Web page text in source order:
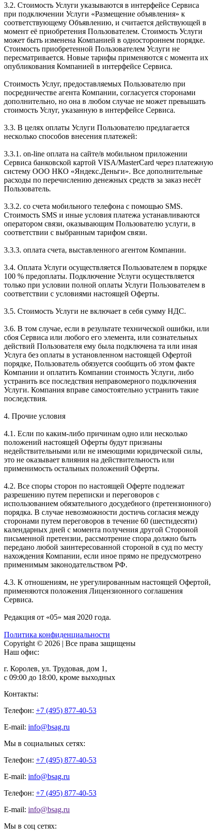
3.2. Стоимость Услуги указываются в интерфейсе Сервиса
при подключении Услуги «Размещение объявления» к
соответствующему Объявлению, и считается действующей в
момент её приобретения Пользователем. Стоимость Услуги
может быть изменена Компанией в одностороннем порядке.
Стоимость приобретенной Пользователем Услуги не
пересматривается. Новые тарифы применяются с момента их
опубликования Компанией в интерфейсе Сервиса.
Стоимость Услуг, предоставляемых Пользователю при
посредничестве агента Компании, согласуется сторонами
дополнительно, но она в любом случае не может превышать
стоимость Услуг, указанную в интерфейсе Сервиса.
3.3. В целях оплаты Услуги Пользователю предлагается
несколько способов внесения платежей:
3.3.1. on-line оплата на сайте/в мобильном приложении
Сервиса банковской картой VISA/MasterCard через платежную
систему ООО НКО «Яндекс.Деньги». Все дополнительные
расходы по перечислению денежных средств за заказ несёт
Пользователь.
3.3.2. со счета мобильного телефона с помощью SMS.
Стоимость SMS и иные условия платежа устанавливаются
оператором связи, оказывающим Пользователю услуги, в
соответствии с выбранным тарифом связи.
3.3.3. оплата счета, выставленного агентом Компании.
3.4. Оплата Услуги осуществляется Пользователем в порядке
100 % предоплаты. Подключение Услуги осуществляется
только при условии полной оплаты Услуги Пользователем в
соответствии с условиями настоящей Оферты.
3.5. Стоимость Услуги не включает в себя сумму НДС.
3.6. В том случае, если в результате технической ошибки, или
сбоя Сервиса или любого его элемента, или сознательных
действий Пользователя ему была подключена та или иная
Услуга без оплаты в установленном настоящей Офертой
порядке, Пользователь обязуется сообщить об этом факте
Компании и оплатить Компании стоимость Услуги, либо
устранить все последствия неправомерного подключения
Услуги. Компания вправе самостоятельно устранить такие
последствия.
4. Прочие условия
4.1. Если по каким-либо причинам одно или несколько
положений настоящей Оферты будут признаны
недействительными или не имеющими юридической силы,
это не оказывает влияния на действительность или
применимость остальных положений Оферты.
4.2. Все споры сторон по настоящей Оферте подлежат
разрешению путем переписки и переговоров с
использованием обязательного досудебного (претензионного)
порядка. В случае невозможности достичь согласия между
сторонами путем переговоров в течение 60 (шестидесяти)
календарных дней с момента получения другой Стороной
письменной претензии, рассмотрение спора должно быть
передано любой заинтересованной стороной в суд по месту
нахождения Компании, если иное прямо не предусмотрено
применимым законодательством РФ.
4.3. К отношениям, не урегулированным настоящей Офертой,
применяются положения Лицензионного соглашения
Сервиса.
Редакция от «05» мая 2020 года.
Политика конфиденциальности
Copyright © 2026 | Все права защищены
Наш офис:
г. Королев, ул. Трудовая, дом 1,
с 09:00 до 18:00, кроме выходных
Контакты:
Телефон: +7 (495) 877-40-53
E-mail: info@bsag.ru
Мы в социальных сетях:
Телефон: +7 (495) 877-40-53
E-mail: info@bsag.ru
Телефон: +7 (495) 877-40-53
E-mail: info@bsag.ru
Мы в соц сетях: